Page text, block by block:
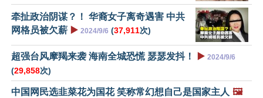
牵扯政治阴谋？！ 华裔女子离奇遇害 中共
网格员被欠薪 ▶️ 2024/9/6 (37,911次)
超强台风摩羯来袭 海南全城恐慌 瑟瑟发抖！ ▶️ 2024/9/6
(29,858次)
中国网民选韭菜花为国花 笑称常幻想自己是国家主人 🖼️